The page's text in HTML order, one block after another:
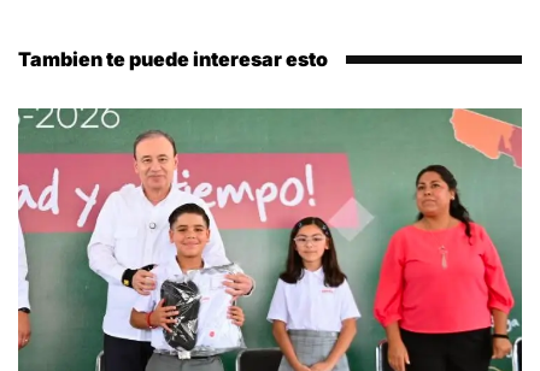
Tambien te puede interesar esto